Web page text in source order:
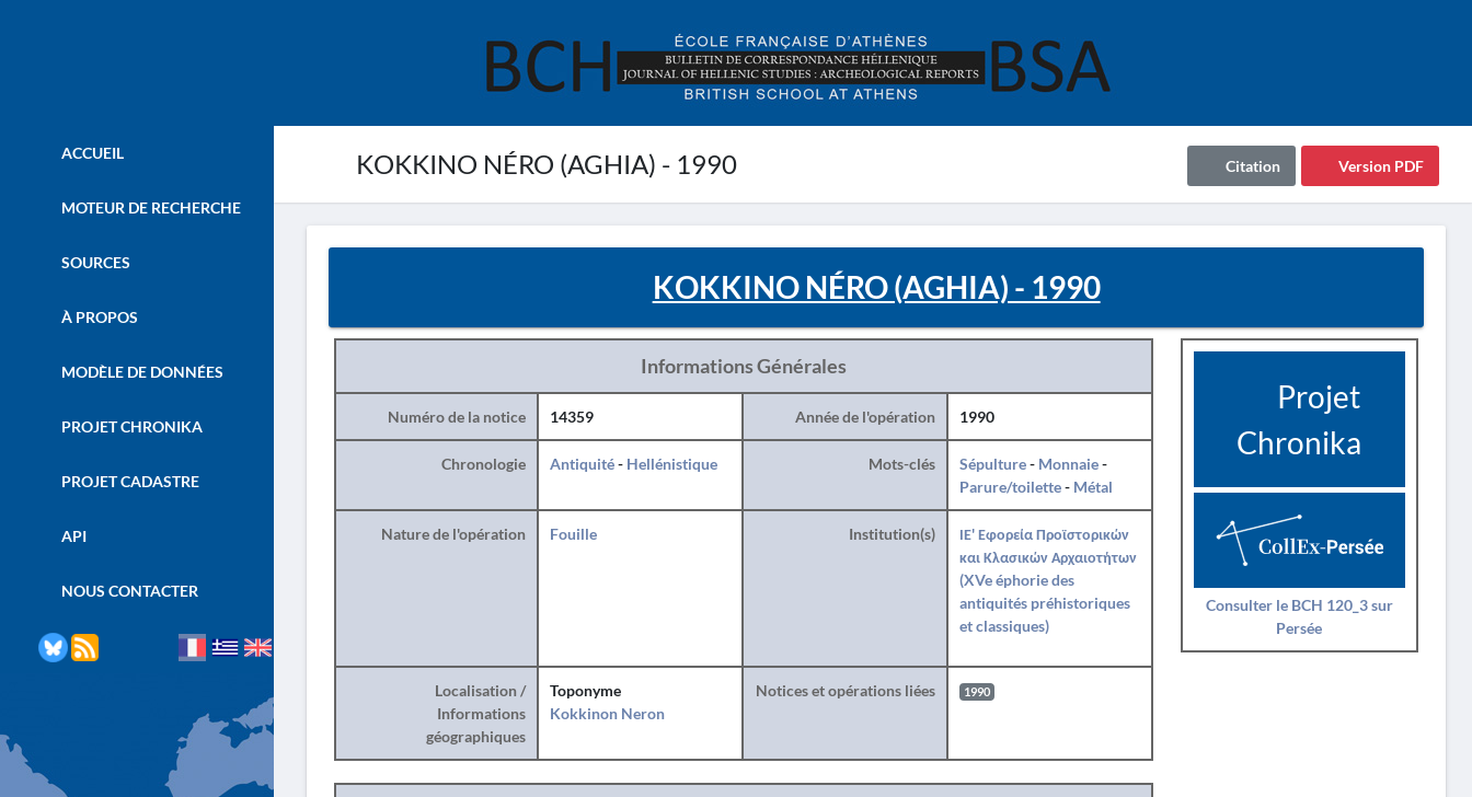
KOKKINO NÉRO (AGHIA) - 1990 Version PDF
Citation
ACCUEIL
MOTEUR DE RECHERCHE
SOURCES
À PROPOS
MODÈLE DE DONNÉES
PROJET CHRONIKA
PROJET CADASTRE
API
NOUS CONTACTER
KOKKINO NÉRO (AGHIA) - 1990
Informations Générales
Numéro de la notice 14359 Année de l'opération 1990
Chronologie Antiquité- Hellénistique Mots-clés Sépulture- Monnaie-
Parure/toilette- Métal
Nature de l'opération Fouille Institution(s)
ΙΕ' Εφορεία Προϊστορικών
και Κλασικών Αρχαιοτήτων
(XVe éphorie des
antiquités préhistoriques
et classiques)
Localisation /
Informations
géographiques
Toponyme
Kokkinon Neron
Notices et opérations liées 1990
Projet
Chronika
Consulter le BCH 120_3 sur
Persée